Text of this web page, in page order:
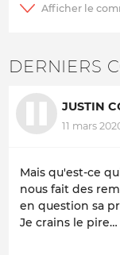
DERNIERS
JUSTIN
11 mars
Mais qu'est-ce
nous fait des
en question sa
Je crains le pire…